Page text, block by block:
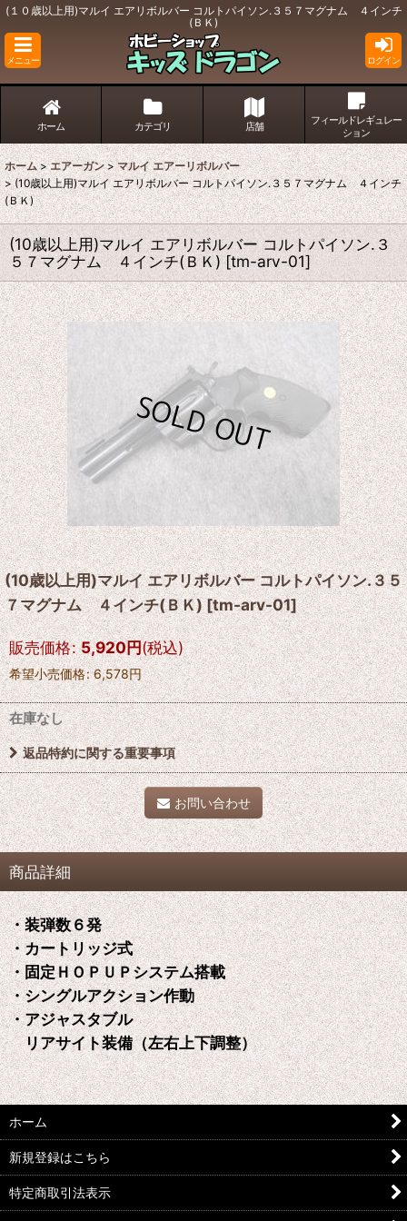
(１０歳以上用)マルイ エアリボルバー コルトパイソン.３５７マグナム ４インチ
(ＢＫ)
メニュー ログイン
ホーム カテゴリ 店舗
フィールドレギュレー
ション
ホーム > エアーガン > マルイ エアーリボルバー
> (10歳以上用)マルイ エアリボルバー コルトパイソン.３５７マグナム ４インチ
(ＢＫ)
(10歳以上用)マルイ エアリボルバー コルトパイソン.３
５７マグナム ４インチ(ＢＫ) [tm-arv-01]
(10歳以上用)マルイ エアリボルバー コルトパイソン.３５
７マグナム ４インチ(ＢＫ)[tm-arv-01]
販売価格: 5,920円(税込)
希望小売価格: 6,578円
在庫なし
返品特約に関する重要事項
お問い合わせ
商品詳細
・装弾数６発
・カートリッジ式
・固定ＨＯＰＵＰシステム搭載
・シングルアクション作動
・アジャスタブル
リアサイト装備（左右上下調整）
ホーム
新規登録はこちら
特定商取引法表示